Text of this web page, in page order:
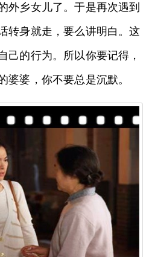
外乡女儿了。于是再次遇到
转身就走，要么讲明白。这
己的行为。所以你要记得，
婆婆，你不要总是沉默。